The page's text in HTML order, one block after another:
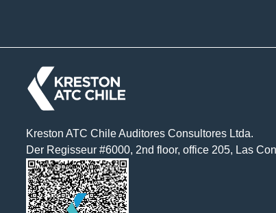
Kreston ATC Chile Auditores Consultores Ltda.
Der Regisseur #6000, 2nd floor, office 205, Las